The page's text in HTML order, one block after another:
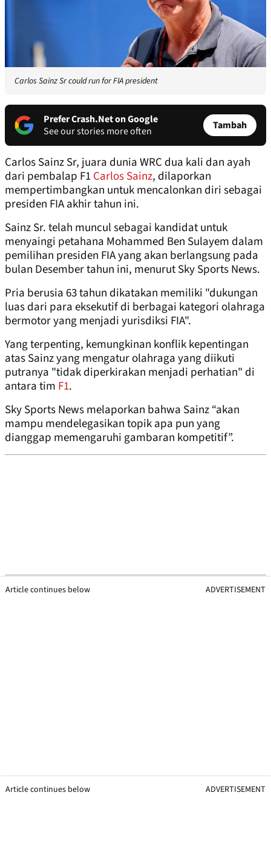
Carlos Sainz Sr could run for FIA president
Prefer Crash.Net on Google
See our stories more often
Tambah
Carlos Sainz Sr, juara dunia WRC dua kali dan ayah
dari pembalap F1Carlos Sainz, dilaporkan
mempertimbangkan untuk mencalonkan diri sebagai
presiden FIA akhir tahun ini.
Sainz Sr. telah muncul sebagai kandidat untuk
menyaingi petahana Mohammed Ben Sulayem dalam
pemilihan presiden FIA yang akan berlangsung pada
bulan Desember tahun ini, menurut Sky Sports News.
Pria berusia 63 tahun dikatakan memiliki "dukungan
luas dari para eksekutif di berbagai kategori olahraga
bermotor yang menjadi yurisdiksi FIA".
Yang terpenting, kemungkinan konflik kepentingan
atas Sainz yang mengatur olahraga yang diikuti
putranya "tidak diperkirakan menjadi perhatian" di
antara tim F1.
Sky Sports News melaporkan bahwa Sainz “akan
mampu mendelegasikan topik apa pun yang
dianggap memengaruhi gambaran kompetitif”.
Article continues below ADVERTISEMENT
Article continues below ADVERTISEMENT